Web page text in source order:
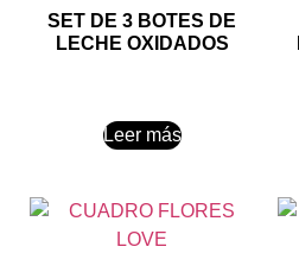
SET DE 3 BOTES DE
LECHE OXIDADOS
Leer más